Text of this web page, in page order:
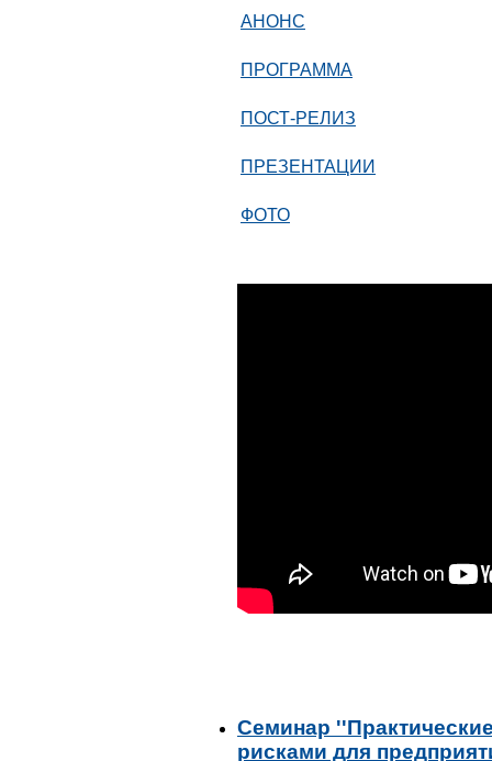
АНОНС
ПРОГРАММА
ПОСТ-РЕЛИЗ
ПРЕЗЕНТАЦИИ
ФОТО
Семинар
рисками для